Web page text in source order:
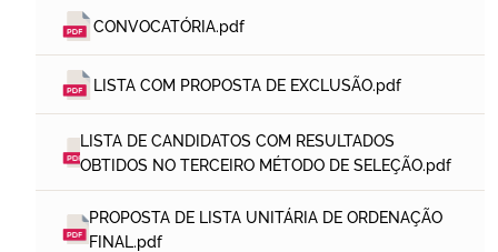
CONVOCATÓRIA.pdf
LISTA COM PROPOSTA DE EXCLUSÃO.pdf
LISTA DE CANDIDATOS COM RESULTADOS
OBTIDOS NO TERCEIRO MÉTODO DE SELEÇÃO.pdf
PROPOSTA DE LISTA UNITÁRIA DE ORDENAÇÃO
FINAL.pdf